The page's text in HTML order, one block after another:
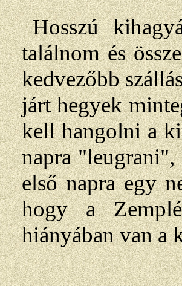
Hosszú
találnom és
kedvezőbb
járt hegyek
kell hangolni a
napra
első napra egy
hogy a
hiányában van a